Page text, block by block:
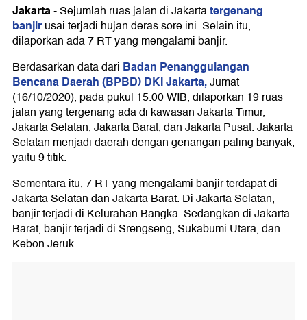
Jakarta-Sejumlah ruas jalan di Jakartatergenang
banjirusai terjadi hujan deras sore ini. Selain itu,
dilaporkan ada 7 RT yang mengalami banjir.
Berdasarkan data dari Badan Penanggulangan
Bencana Daerah (BPBD) DKI Jakarta,Jumat
(16/10/2020), pada pukul 15.00 WIB, dilaporkan 19 ruas
jalan yang tergenang ada di kawasan Jakarta Timur,
Jakarta Selatan, Jakarta Barat, dan Jakarta Pusat. Jakarta
Selatan menjadi daerah dengan genangan paling banyak,
yaitu 9 titik.
Sementara itu, 7 RT yang mengalami banjir terdapat di
Jakarta Selatan dan Jakarta Barat. Di Jakarta Selatan,
banjir terjadi di Kelurahan Bangka. Sedangkan di Jakarta
Barat, banjir terjadi di Srengseng, Sukabumi Utara, dan
Kebon Jeruk.